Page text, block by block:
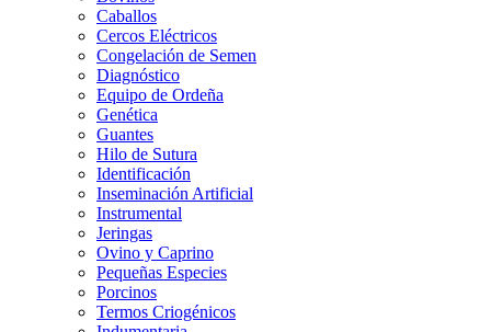
Caballos
Cercos Eléctricos
Congelación de Semen
Diagnóstico
Equipo de Ordeña
Genética
Guantes
Hilo de Sutura
Identificación
Inseminación Artificial
Instrumental
Jeringas
Ovino y Caprino
Pequeñas Especies
Porcinos
Termos Criogénicos